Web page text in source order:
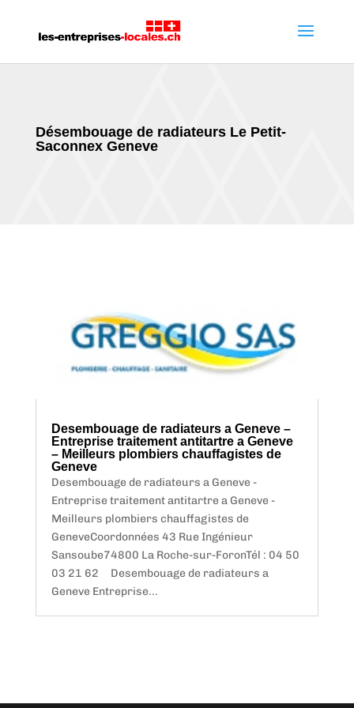
Désembouage de radiateurs Le Petit-
Saconnex Geneve
Desembouage de radiateurs a Geneve –
Entreprise traitement antitartre a Geneve
– Meilleurs plombiers chauffagistes de
Geneve
Desembouage de radiateurs a Geneve -
Entreprise traitement antitartre a Geneve -
Meilleurs plombiers chauffagistes de
GeneveCoordonnées 43 Rue Ingénieur
Sansoube74800 La Roche-sur-ForonTél : 04 50
03 21 62 Desembouage de radiateurs a
Geneve Entreprise...